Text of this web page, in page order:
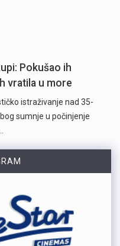
Pokušao ih
vratila u more
istraživanje nad 35-
sumnje u počinjenje